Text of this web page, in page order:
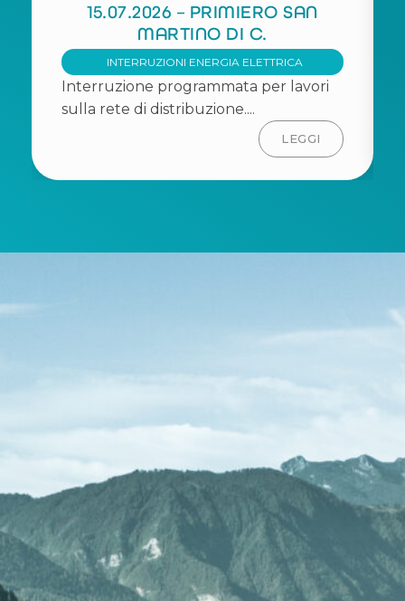
15.07.2026 – PRIMIERO SAN
MARTINO DI C.
INTERRUZIONI ENERGIA ELETTRICA
Interruzione programmata per lavori
sulla rete di distribuzione....
LEGGI